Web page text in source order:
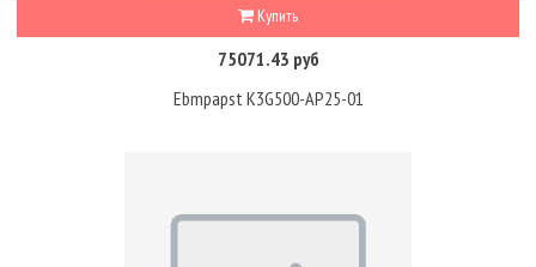
Купить
75071.43 руб
Ebmpapst K3G500-AP25-01